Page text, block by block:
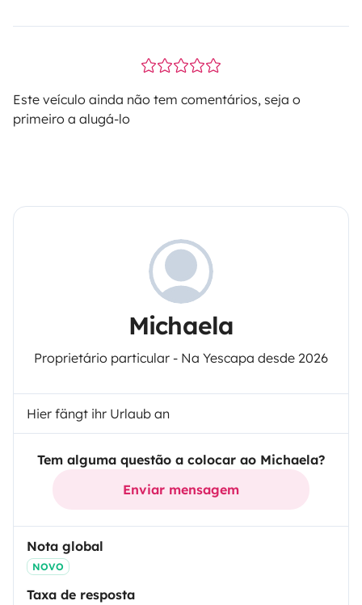
Este veículo ainda não tem comentários, seja o
primeiro a alugá-lo
Michaela
Proprietário particular - Na Yescapa desde 2026
Hier fängt ihr Urlaub an
Tem alguma questão a colocar ao Michaela?
Enviar mensagem
Nota global
NOVO
Taxa de resposta